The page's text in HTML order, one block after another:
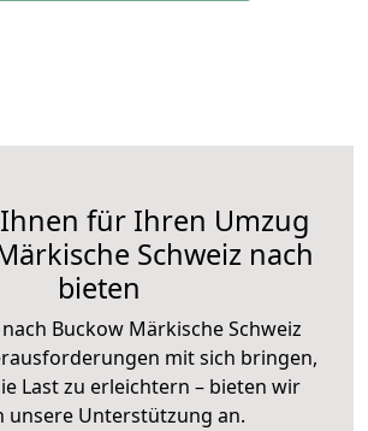
für Ihren Umzug
Schweiz nach
bieten
nach Buckow Märkische Schweiz
mit sich bringen,
Last zu erleichtern – bieten wir
unsere Unterstützung an.